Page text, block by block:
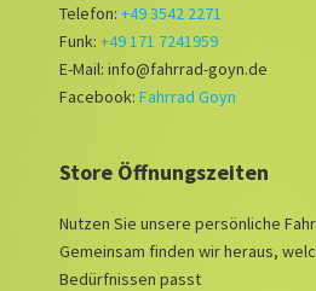
Telefon: +49 3542 2271
Funk: +49 171 7241959
E-Mail: info@fahrrad-goyn.de
Facebook: Fahrrad Goyn
Store Öffnungszeiten
Nutzen Sie unsere persönliche
Gemeinsam finden wir heraus,
Bedürfnissen passt